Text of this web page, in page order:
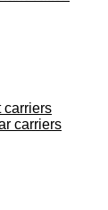
carriers
carriers